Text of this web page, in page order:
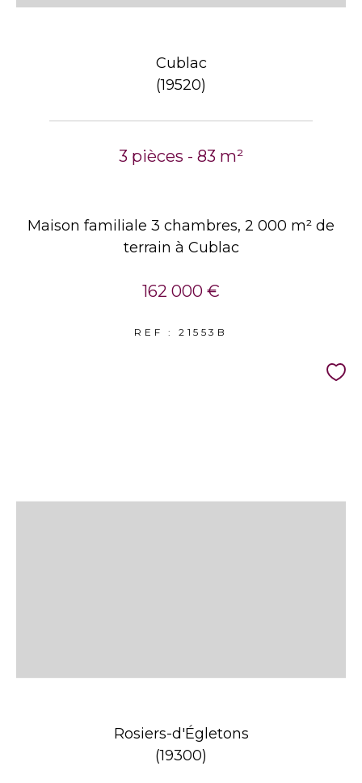
Cublac
(19520)
3 pièces - 83 m²
Maison familiale 3 chambres, 2 000 m² de
terrain à Cublac
162 000 €
REF : 21553B
Rosiers-d'Égletons
(19300)